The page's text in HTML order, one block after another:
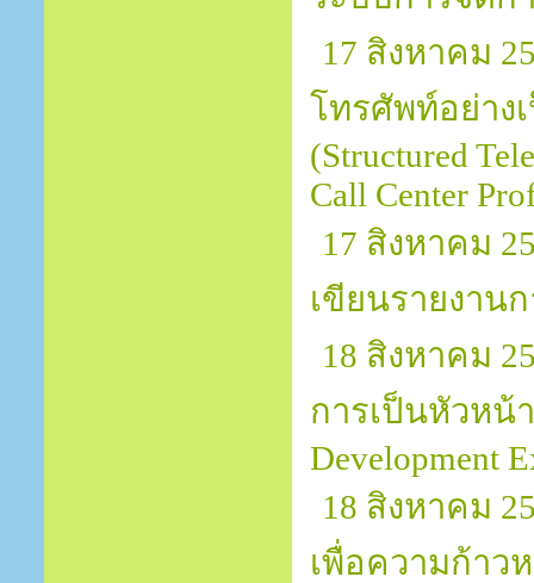
17 สิงหาคม
โทรศัพท์อย่าง
(Structured
Call Center
17 สิงหาคม
เขียนรายงาน
18 สิงหาคม
การเป็นหัวหน้า
Development
18 สิงหาคม
เพื่อความก้า